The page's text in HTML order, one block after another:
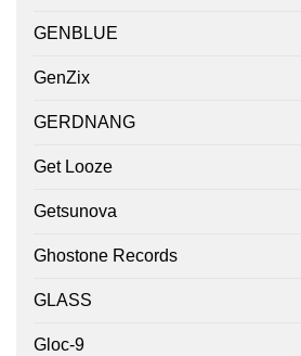
GENBLUE
GenZix
GERDNANG
Get Looze
Getsunova
Ghostone Records
GLASS
Gloc-9